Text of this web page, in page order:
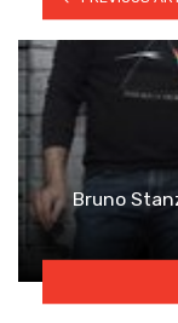
Bruno